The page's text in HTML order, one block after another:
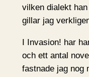
vilken dialekt
gillar jag
I Invasion! har
och ett antal
fastnade jag nog